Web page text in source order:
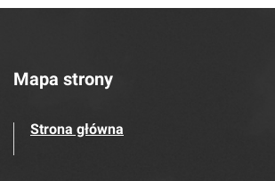
Mapa strony
Strona główna